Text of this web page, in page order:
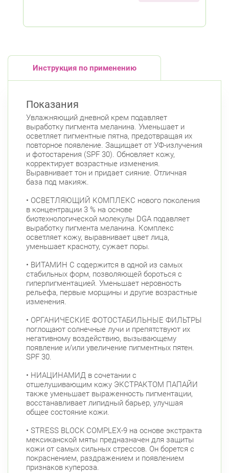
Инструкция по применению
Показания
Увлажняющий дневной крем подавляет
выработку пигмента меланина. Уменьшает и
осветляет пигментные пятна, предотвращая их
повторное появление. Защищает от УФ-излучения
и фотостарения (SPF 30). Обновляет кожу,
корректирует возрастные изменения.
Выравнивает тон и придает сияние. Отличная
база под макияж.
• ОСВЕТЛЯЮЩИЙ КОМПЛЕКС нового поколения
в концентрации 3 % на основе
биотехнологической молекулы DGA подавляет
выработку пигмента меланина. Комплекс
осветляет кожу, выравнивает цвет лица,
уменьшает красноту, сужает поры.
• ВИТАМИН С содержится в одной из самых
стабильных форм, позволяющей бороться с
гиперпигментацией. Уменьшает неровность
рельефа, первые морщины и другие возрастные
изменения.
• ОРГАНИЧЕСКИЕ ФОТОСТАБИЛЬНЫЕ ФИЛЬТРЫ
поглощают солнечные лучи и препятствуют их
негативному воздействию, вызывающему
появление и/или увеличение пигментных пятен.
SPF 30.
• НИАЦИНАМИД в сочетании с
отшелушивающим кожу ЭКСТРАКТОМ ПАПАЙИ
также уменьшает выраженность пигментации,
восстанавливает липидный барьер, улучшая
общее состояние кожи.
• STRESS BLOCK COMPLEX-9 на основе экстракта
мексиканской мяты предназначен для защиты
кожи от самых сильных стрессов. Он борется с
покраснением, раздражением и появлением
признаков купероза.